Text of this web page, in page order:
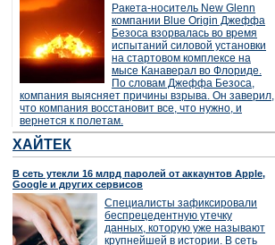
Ракета-носитель New Glenn
компании Blue Origin Джеффа
Безоса взорвалась во время
испытаний силовой установки
на стартовом комплексе на
мысе Канаверал во Флориде.
По словам Джеффа Безоса,
компания выясняет причины взрыва. Он заверил,
что компания восстановит все, что нужно, и
вернется к полетам.
ХАЙТЕК
В сеть утекли 16 млрд паролей от аккаунтов Apple,
Google и других сервисов
Специалисты зафиксировали
беспрецедентную утечку
данных, которую уже называют
крупнейшей в истории. В сеть